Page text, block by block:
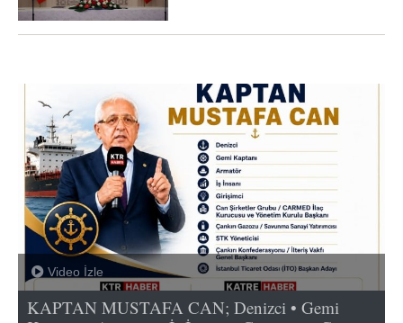
Video İzle
KAPTAN MUSTAFA CAN; Denizci • Gemi